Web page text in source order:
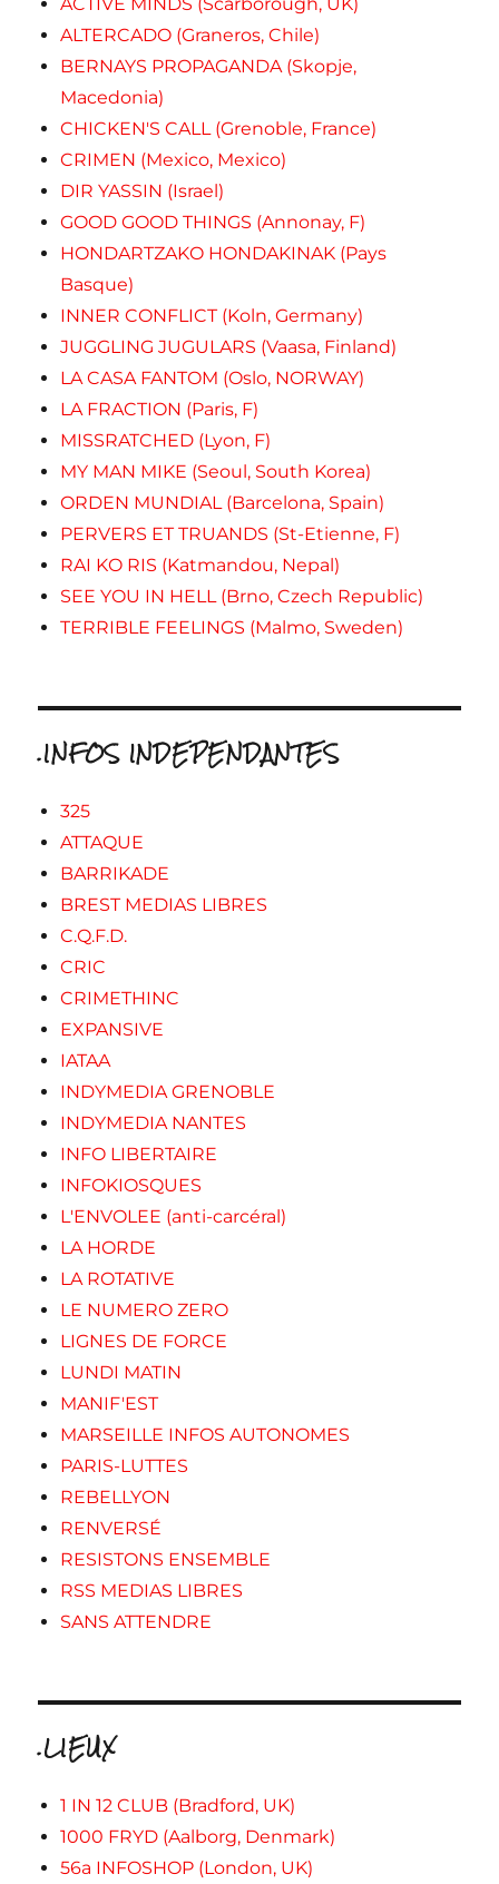
ALTERCADO (Graneros, Chile)
BERNAYS PROPAGANDA (Skopje,
Macedonia)
CHICKEN'S CALL (Grenoble, France)
CRIMEN (Mexico, Mexico)
DIR YASSIN (Israel)
GOOD GOOD THINGS (Annonay, F)
HONDARTZAKO HONDAKINAK (Pays
Basque)
INNER CONFLICT (Koln, Germany)
JUGGLING JUGULARS (Vaasa, Finland)
LA CASA FANTOM (Oslo, NORWAY)
LA FRACTION (Paris, F)
MISSRATCHED (Lyon, F)
MY MAN MIKE (Seoul, South Korea)
ORDEN MUNDIAL (Barcelona, Spain)
PERVERS ET TRUANDS (St-Etienne, F)
RAI KO RIS (Katmandou, Nepal)
SEE YOU IN HELL (Brno, Czech Republic)
TERRIBLE FEELINGS (Malmo, Sweden)
.INFOS INDEPENDANTES
325
ATTAQUE
BARRIKADE
BREST MEDIAS LIBRES
C.Q.F.D.
CRIC
CRIMETHINC
EXPANSIVE
IATAA
INDYMEDIA GRENOBLE
INDYMEDIA NANTES
INFO LIBERTAIRE
INFOKIOSQUES
L'ENVOLEE (anti-carcéral)
LA HORDE
LA ROTATIVE
LE NUMERO ZERO
LIGNES DE FORCE
LUNDI MATIN
MANIF'EST
MARSEILLE INFOS AUTONOMES
PARIS-LUTTES
REBELLYON
RENVERSÉ
RESISTONS ENSEMBLE
RSS MEDIAS LIBRES
SANS ATTENDRE
.LIEUX
1 IN 12 CLUB (Bradford, UK)
1000 FRYD (Aalborg, Denmark)
56a INFOSHOP (London, UK)